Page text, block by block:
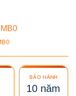
BẢO HÀNH
10 năm